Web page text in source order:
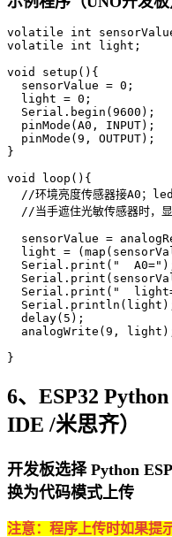
volatile int
volatile int light;
void setup(){
  sensorValue = 0;
  light = 0;
  Serial.begin(9600);
  pinMode(A0, INPUT);
  pinMode(9, OUTPUT);
}
void loop(){
//环境亮度传感器接A0；led
//当手遮住光敏传感器时，
sensorValue =
light =
Serial.print("
Serial.print("
  delay(5);
analogWrite(9,
}
6、ESP32
IDE /米思齐）
开发板选择 Python
换为代码模式上传
注意：程序上传时如果提